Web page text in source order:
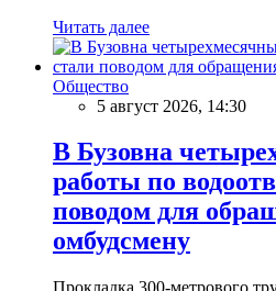
Читать далее
Общество
5 август 2026, 14:30
В Бузовна
работы по
поводом для
омбудсмену